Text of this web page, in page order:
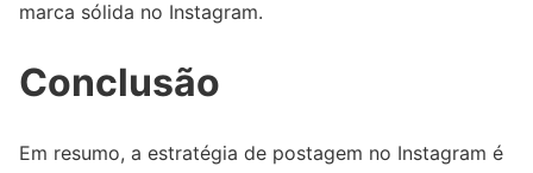
marca sólida no Instagram.
Conclusão
Em resumo, a estratégia de postagem no Instagram é